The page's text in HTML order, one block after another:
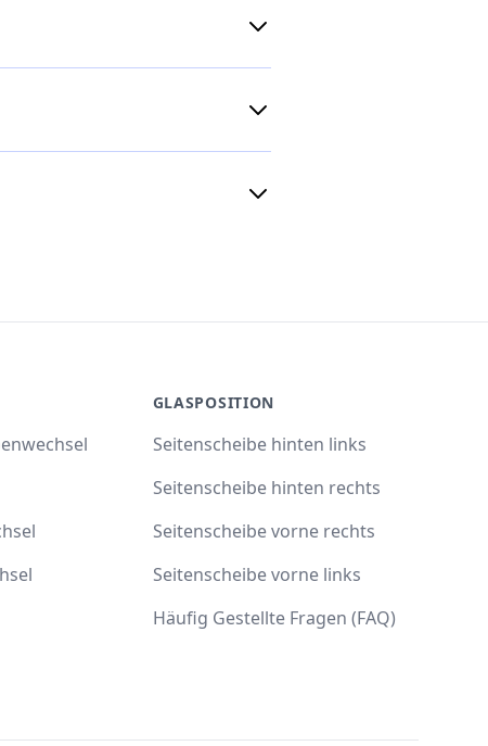
GLASPOSITION
Seitenscheibe hinten links
Seitenscheibe hinten rechts
Seitenscheibe vorne rechts
Seitenscheibe vorne links
Häufig Gestellte Fragen (FAQ)